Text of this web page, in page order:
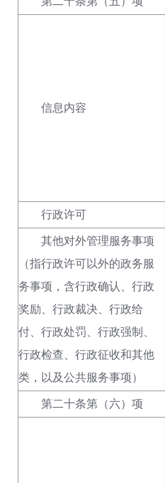
信息内容
行政许可
其他对外管理服务事项
（指行政许可以外的政务服
务事项 ， 含行政确认、行政
奖励、行政裁决、行政给
付、行政处罚、行政强制、
行政检查、行政征收和其他
类，以及公共服务事项）
第二十条第（六）项